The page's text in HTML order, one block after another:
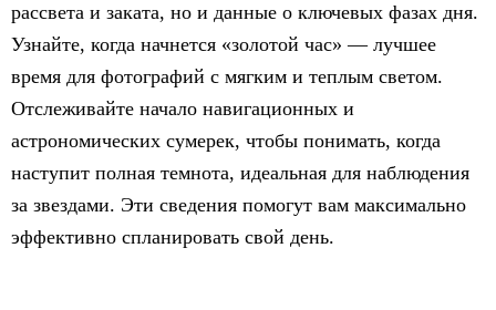
рассвета и заката, но и данные о ключевых фазах дня.
Узнайте, когда начнется «золотой час» — лучшее
время для фотографий с мягким и теплым светом.
Отслеживайте начало навигационных и
астрономических сумерек, чтобы понимать, когда
наступит полная темнота, идеальная для наблюдения
за звездами. Эти сведения помогут вам максимально
эффективно спланировать свой день.